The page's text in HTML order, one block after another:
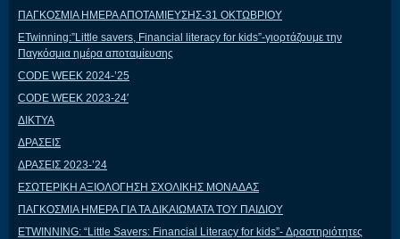
ΠΑΓΚΟΣΜΙΑ ΗΜΕΡΑ ΑΠΟΤΑΜΙΕΥΣΗΣ-31 ΟΚΤΩΒΡΙΟΥ
ETwinning:”Little savers, Financial literacy for kids”-γιορτάζουμε την
Παγκόσμια ημέρα αποταμίευσης
CODE WEEK 2024-’25
CODE WEEK 2023-24′
ΔΙΚΤΥΑ
ΔΡΑΣΕΙΣ
ΔΡΑΣΕΙΣ 2023-’24
ΕΣΩΤΕΡΙΚΗ ΑΞΙΟΛΟΓΗΣΗ ΣΧΟΛΙΚΗΣ ΜΟΝΑΔΑΣ
ΠΑΓΚΟΣΜΙΑ ΗΜΕΡΑ ΓΙΑ ΤΑ ΔΙΚΑΙΩΜΑΤΑ ΤΟΥ ΠΑΙΔΙΟΥ
ETWINNING: “Little Savers: Financial Literacy for kids”- Δραστηριότητες